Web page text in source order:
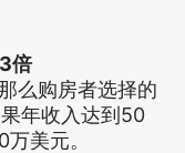
倍
么购房者选择的
年收入达到50
美元。